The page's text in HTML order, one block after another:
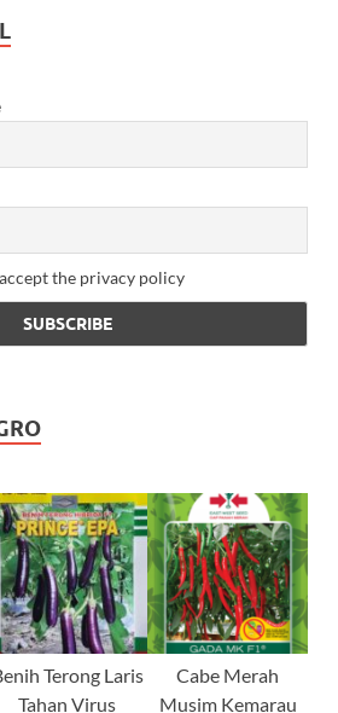
the privacy policy
Terong Laris
Tahan Virus
Cabe Merah
Musim Kemarau